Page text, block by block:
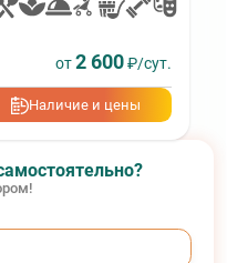
от2 600₽/сут.
Наличие и цены